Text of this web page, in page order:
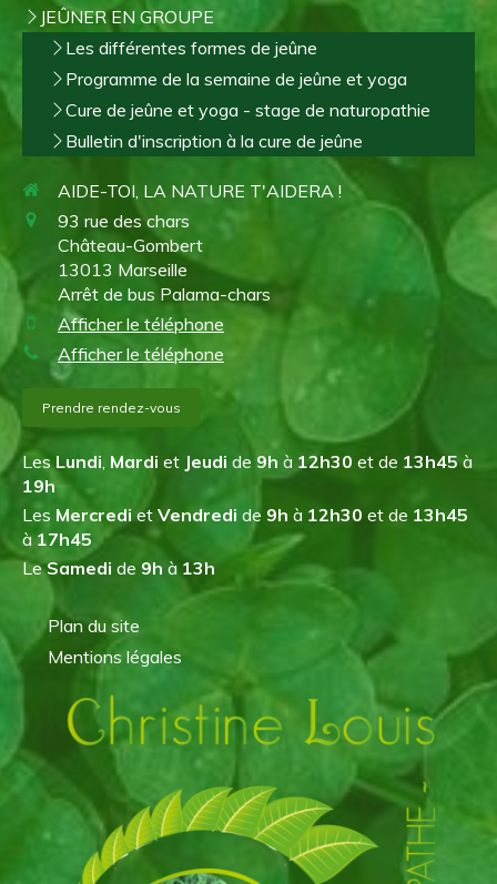
JEÛNER EN GROUPE
Les différentes formes de jeûne
Programme de la semaine de jeûne et yoga
Cure de jeûne et yoga - stage de naturopathie
Bulletin d'inscription à la cure de jeûne
AIDE-TOI, LA NATURE T'AIDERA !
93 rue des chars
Château-Gombert
13013 Marseille
Arrêt de bus Palama-chars
Afficher le téléphone
Afficher le téléphone
Prendre rendez-vous
LesLundi, Mardi et Jeudi de 9h à 12h30 et de 13h45à
19h
Les Mercrediet Vendredi de 9h à 12h30 et de 13h45
à17h45
LeSamedi de 9h à 13h
Plan du site
Mentions légales